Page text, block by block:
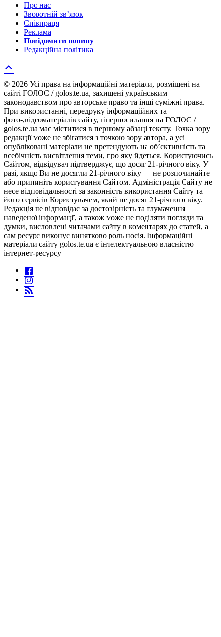
Про нас
Зворотній зв’язок
Співпраця
Реклама
Повідомити новину
Редакційна політика
© 2026 Усі права на інформаційні матеріали, розміщені на
сайті ГОЛОС / golos.te.ua, захищені українським
законодавством про авторське право та інші суміжні права.
При використанні, передруку інформаційних та
фото-,відеоматеріалів сайту, гіперпосилання на ГОЛОС /
golos.te.ua має міститися в першому абзаці тексту. Точка зору
редакції може не збігатися з точкою зору автора, а усі
опубліковані матеріали не претендують на об’єктивність та
всебічність висвітлення теми, про яку йдеться. Користуючись
Сайтом, відвідувач підтверджує, що досяг 21-річного віку. У
разі, якщо Ви не досягли 21-річного віку — не розпочинайте
або припиніть користування Сайтом. Адміністрація Сайту не
несе відповідальності за законність використання Сайту та
його сервісів Користувачем, який не досяг 21-річного віку.
Редакція не відповідає за достовірність та тлумачення
наведеної інформації, а також може не поділяти погляди та
думки, висловлені читачами сайту в коментарях до статей, а
сам ресурс виконує винятково роль носія. Інформаційні
матеріали сайту golos.te.ua є інтелектуальною власністю
інтернет-ресурсу